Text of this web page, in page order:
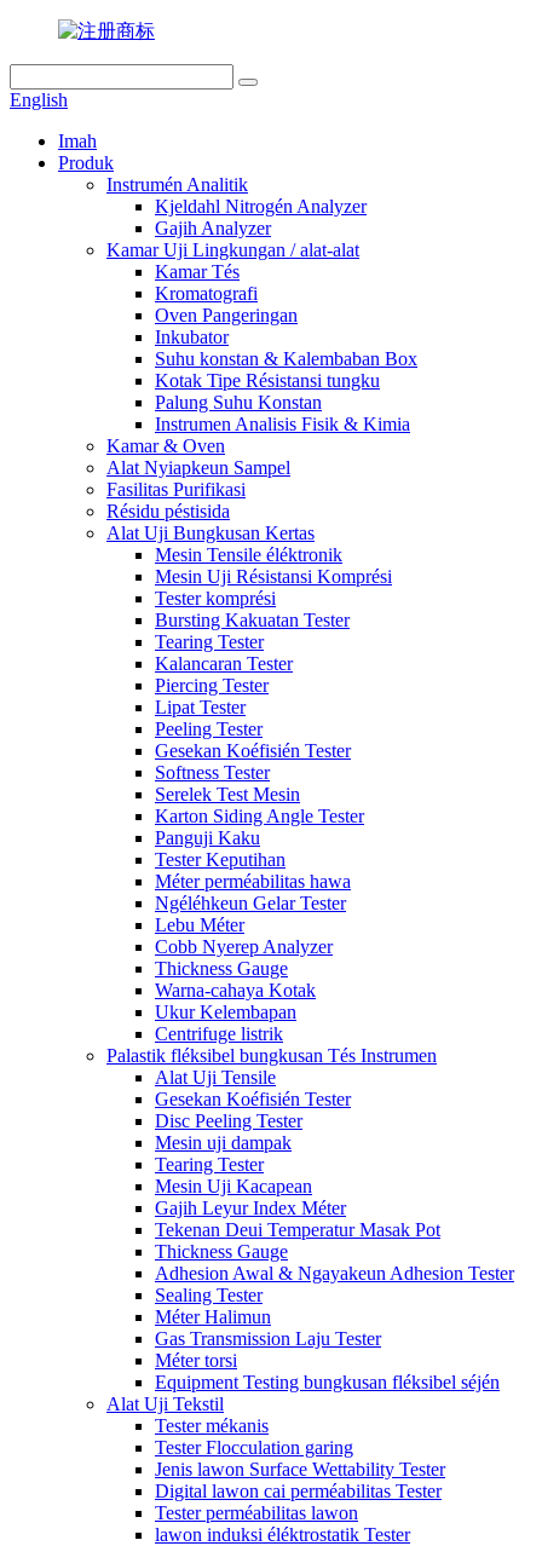
English
Imah
Produk
Instrumén Analitik
Kjeldahl Nitrogén Analyzer
Gajih Analyzer
Kamar Uji Lingkungan / alat-alat
Kamar Tés
Kromatografi
Oven Pangeringan
Inkubator
Suhu konstan & Kalembaban Box
Kotak Tipe Résistansi tungku
Palung Suhu Konstan
Instrumen Analisis Fisik & Kimia
Kamar & Oven
Alat Nyiapkeun Sampel
Fasilitas Purifikasi
Résidu péstisida
Alat Uji Bungkusan Kertas
Mesin Tensile éléktronik
Mesin Uji Résistansi Komprési
Tester komprési
Bursting Kakuatan Tester
Tearing Tester
Kalancaran Tester
Piercing Tester
Lipat Tester
Peeling Tester
Gesekan Koéfisién Tester
Softness Tester
Serelek Test Mesin
Karton Siding Angle Tester
Panguji Kaku
Tester Keputihan
Méter perméabilitas hawa
Ngéléhkeun Gelar Tester
Lebu Méter
Cobb Nyerep Analyzer
Thickness Gauge
Warna-cahaya Kotak
Ukur Kelembapan
Centrifuge listrik
Palastik fléksibel bungkusan Tés Instrumen
Alat Uji Tensile
Gesekan Koéfisién Tester
Disc Peeling Tester
Mesin uji dampak
Tearing Tester
Mesin Uji Kacapean
Gajih Leyur Index Méter
Tekenan Deui Temperatur Masak Pot
Thickness Gauge
Adhesion Awal & Ngayakeun Adhesion Tester
Sealing Tester
Méter Halimun
Gas Transmission Laju Tester
Méter torsi
Equipment Testing bungkusan fléksibel séjén
Alat Uji Tekstil
Tester mékanis
Tester Flocculation garing
Jenis lawon Surface Wettability Tester
Digital lawon cai perméabilitas Tester
Tester perméabilitas lawon
lawon induksi éléktrostatik Tester